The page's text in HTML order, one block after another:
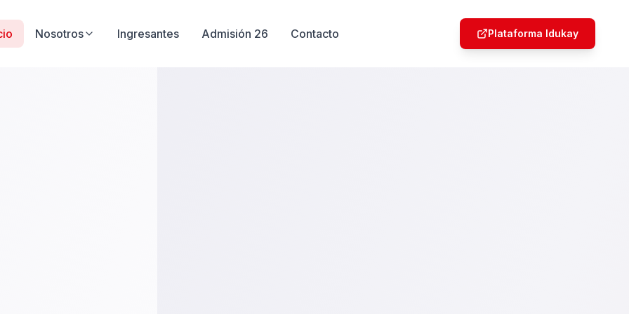
Nosotros Ingresantes Admisión 26 Contacto Plataforma Idukay